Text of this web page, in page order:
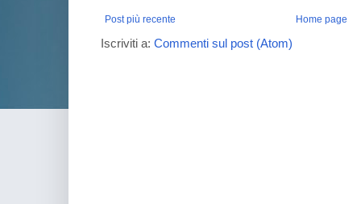
Post più recente Home page
Iscriviti a: Commenti sul post (Atom)